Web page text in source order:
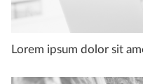
Lorem ipsum dolor sit